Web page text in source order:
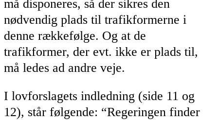
må disponeres, så der sikres den
nødvendig plads til trafikformerne i
denne rækkefølge. Og at de
trafikformer, der evt. ikke er plads til,
må ledes ad andre veje.
I lovforslagets indledning (side 11 og
12), står følgende: “Regeringen finder